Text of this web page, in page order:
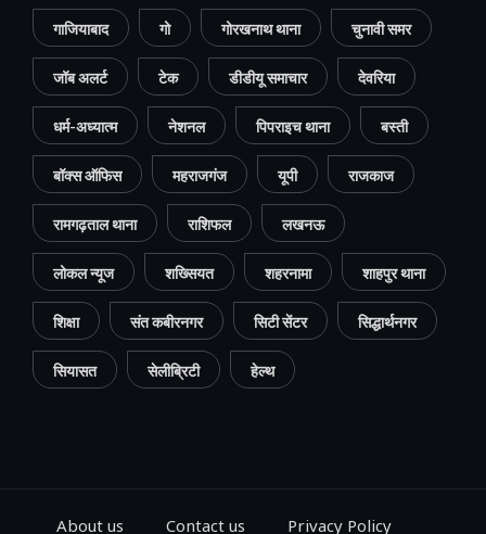
गाजियाबाद गो गोरखनाथ थाना चुनावी समर
जॉब अलर्ट टेक डीडीयू समाचार देवरिया
धर्म-अध्यात्म नेशनल पिपराइच थाना बस्ती
बॉक्स ऑफिस महराजगंज यूपी राजकाज
रामगढ़ताल थाना राशिफल लखनऊ
लोकल न्यूज शख्सियत शहरनामा शाहपुर थाना
शिक्षा संत कबीरनगर सिटी सेंटर सिद्धार्थनगर
सियासत सेलीब्रिटी हेल्थ
About us Contact us Privacy Policy